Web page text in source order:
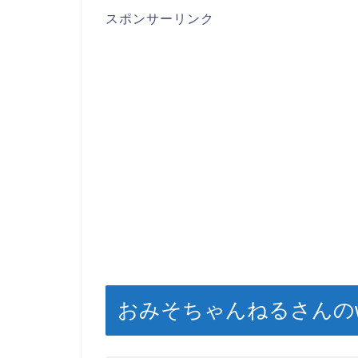
スポンサーリンク
おみそちゃんねるさんの